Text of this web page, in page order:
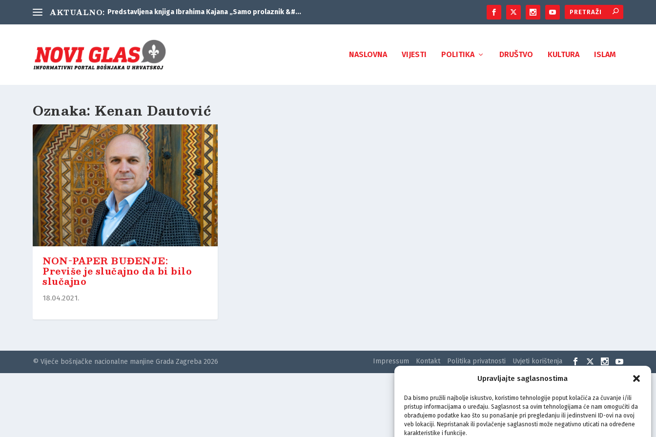
Upravljajte saglasnostima
Da bismo pružili najbolje iskustvo, koristimo tehnologije poput kolačića za čuvanje i/ili
pristup informacijama o uređaju. Saglasnost sa ovim tehnologijama će nam omogućiti da
obrađujemo podatke kao što su ponašanje pri pregledanju ili jedinstveni ID-ovi na ovoj
veb lokaciji. Nepristanak ili povlačenje saglasnosti može negativno uticati na određene
karakteristike i funkcije.
AKTUALNO: Predstavljena knjiga Ibrahima Kajana „Samo prolaznik &#...
NASLOVNA VIJESTI POLITIKA DRUŠTVO KULTURA ISLAM
Oznaka: Kenan Dautović
NON-PAPER BUĐENJE:
Previše je slučajno da bi bilo
slučajno
18.04.2021.
© Vijeće bošnjačke nacionalne manjine Grada Zagreba 2026 Impressum Kontakt Politika privatnosti Uvjeti korištenja